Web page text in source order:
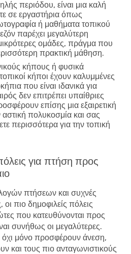
περιόδου, είναι μια καλή
σε εργαστήρια όπως
ή μαθήματα τοπικού
παρέχει μεγαλύτερη
ομάδες, πράγμα που
πρακτική μάθηση.
κήπους ή φυσικά
κήποι έχουν καλυμμένες
που είναι ιδανικά για
δεν επιτρέπει υπαίθριες
επίσης μια εξαιρετική
πολυκοσμία και σας
περισσότερα για την τοπική
για πτήση προς
πτήσεων και συχνές
πιο δημοφιλείς πόλεις
που κατευθύνονται προς
συνήθως οι μεγαλύτερες.
όχι μόνο προσφέρουν άνεση,
και τους πιο ανταγωνιστικούς